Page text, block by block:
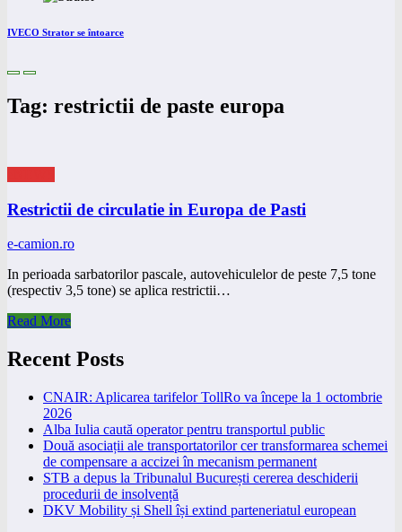
IVECO Strator se întoarce
Tag: restrictii de paste europa
Restrictii de circulatie in Europa de Pasti
e-camion.ro
In perioada sarbatorilor pascale, autovehiculelor de peste 7,5 tone
(respectiv 3,5 tone) se aplica restrictii…
Read More
Recent Posts
CNAIR: Aplicarea tarifelor TollRo va începe la 1 octombrie
2026
Alba Iulia caută operator pentru transportul public
Două asociații ale transportatorilor cer transformarea schemei
de compensare a accizei în mecanism permanent
STB a depus la Tribunalul București cererea deschiderii
procedurii de insolvență
DKV Mobility și Shell își extind parteneriatul european